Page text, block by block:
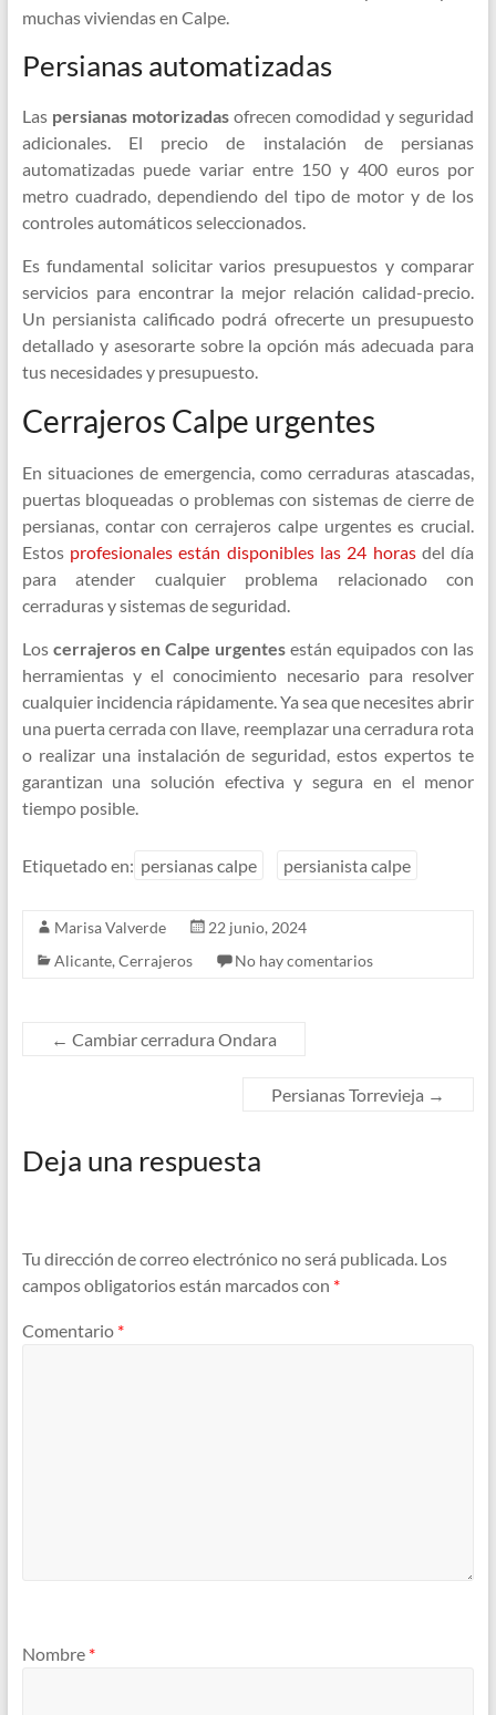
muchas viviendas en Calpe.
Persianas automatizadas
Laspersianas motorizadasofrecen comodidad y seguridad
adicionales. El precio de instalación de persianas
automatizadas puede variar entre 150 y 400 euros por
metro cuadrado, dependiendo del tipo de motor y de los
controles automáticos seleccionados.
Es fundamental solicitar varios presupuestos y comparar
servicios para encontrar la mejor relación calidad-precio.
Un persianista calificado podrá ofrecerte un presupuesto
detallado y asesorarte sobre la opción más adecuada para
tus necesidades y presupuesto.
Cerrajeros Calpe urgentes
En situaciones de emergencia, como cerraduras atascadas,
puertas bloqueadas o problemas con sistemas de cierre de
persianas, contar con cerrajeros calpe urgentes es crucial.
Estos profesionales están disponibles las 24 horasdel día
para atender cualquier problema relacionado con
cerraduras y sistemas de seguridad.
Los cerrajeros en Calpe urgentes están equipados con las
herramientas y el conocimiento necesario para resolver
cualquier incidencia rápidamente. Ya sea que necesites abrir
una puerta cerrada con llave, reemplazar una cerradura rota
o realizar una instalación de seguridad, estos expertos te
garantizan una solución efectiva y segura en el menor
tiempo posible.
Etiquetado en: persianas calpe persianista calpe
Marisa Valverde
22 junio, 2024
Alicante,Cerrajeros No hay comentarios
← Cambiar cerradura Ondara
Persianas Torrevieja →
Deja una respuesta
Tu dirección de correo electrónico no será publicada. Los
campos obligatorios están marcados con *
Comentario *
Nombre *